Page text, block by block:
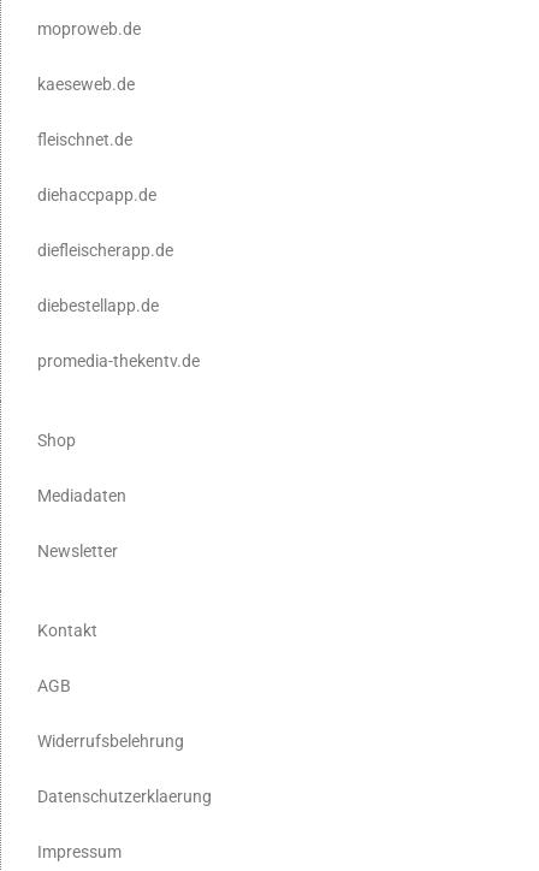
moproweb.de
kaeseweb.de
fleischnet.de
diehaccpapp.de
diefleischerapp.de
diebestellapp.de
promedia-thekentv.de
Shop
Mediadaten
Newsletter
Kontakt
AGB
Widerrufsbelehrung
Datenschutzerklaerung
Impressum